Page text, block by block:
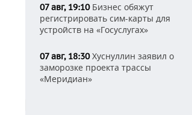
07 авг, 19:10Бизнес обяжут
регистрировать сим-карты для
устройств на «Госуслугах»
07 авг, 18:30Хуснуллин заявил о
заморозке проекта трассы
«Меридиан»